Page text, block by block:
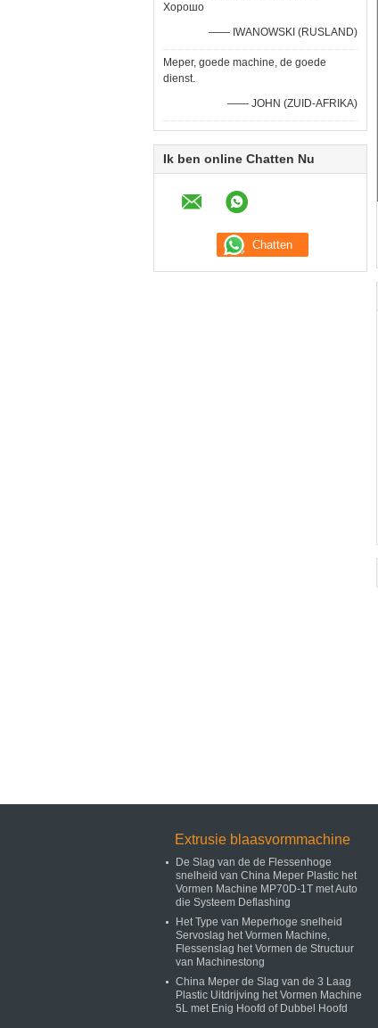
Хорошо
—— IWANOWSKI (RUSLAND)
Meper, goede machine, de goede
dienst.
—— JOHN (ZUID-AFRIKA)
Ik ben online Chatten Nu
Extrusie blaasvormmachine
De Slag van de de Flessenhoge
snelheid van China Meper Plastic het
Vormen Machine MP70D-1T met Auto
die Systeem Deflashing
Het Type van Meperhoge snelheid
Servoslag het Vormen Machine,
Flessenslag het Vormen de Structuur
van Machinestong
China Meper de Slag van de 3 Laag
Plastic Uitdrijving het Vormen Machine
5L met Enig Hoofd of Dubbel Hoofd